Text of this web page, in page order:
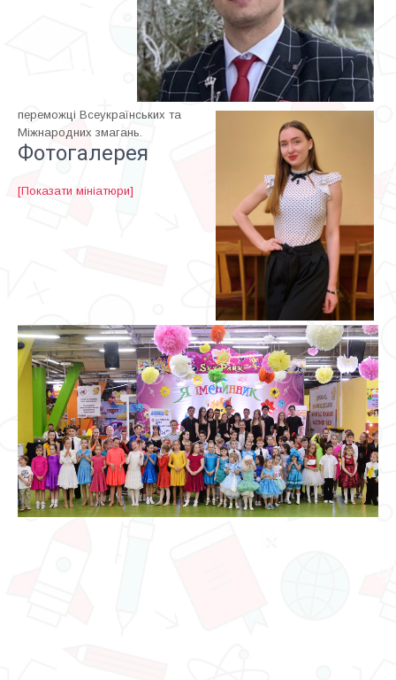
переможці Всеукраїнських та
Міжнародних змагань.
Фотогалерея
[Показати мініатюри]